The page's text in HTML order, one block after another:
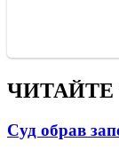
Суд обрав